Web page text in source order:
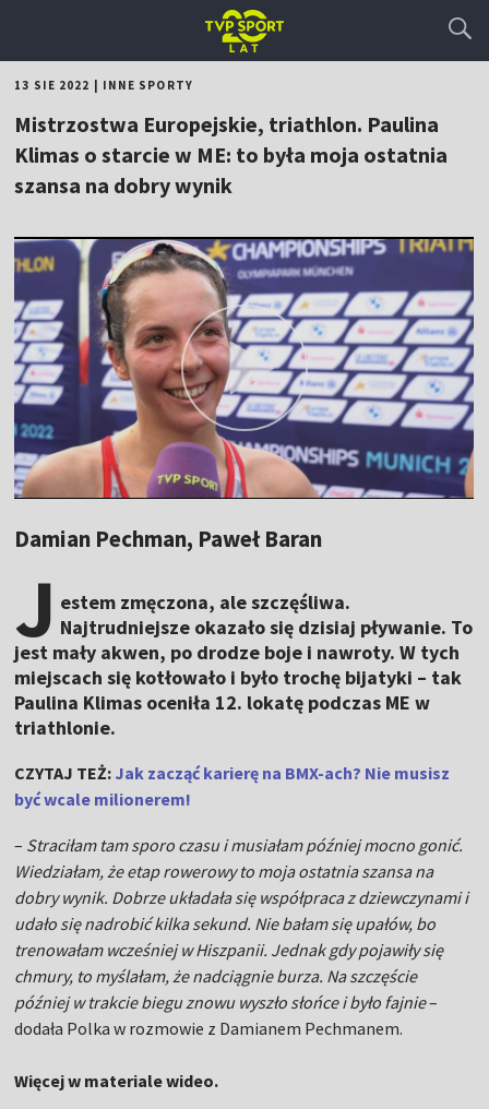
13 SIE 2022 INNE SPORTY
Mistrzostwa Europejskie, triathlon. Paulina
Klimas o starcie w ME: to była moja ostatnia
szansa na dobry wynik
Damian Pechman, Paweł Baran
J estem zmęczona, ale szczęśliwa.
Najtrudniejsze okazało się dzisiaj pływanie. To
jest mały akwen, po drodze boje i nawroty. W tych
miejscach się kotłowało i było trochę bijatyki – tak
Paulina Klimas oceniła 12. lokatę podczas ME w
triathlonie.
CZYTAJ TEŻ: Jak zacząć karierę na BMX-ach? Nie musisz
być wcale milionerem!
– Straciłam tam sporo czasu i musiałam później mocno gonić.
Wiedziałam, że etap rowerowy to moja ostatnia szansa na
dobry wynik. Dobrze układała się współpraca z dziewczynami i
udało się nadrobić kilka sekund. Nie bałam się upałów, bo
trenowałam wcześniej w Hiszpanii. Jednak gdy pojawiły się
chmury, to myślałam, że nadciągnie burza. Na szczęście
później w trakcie biegu znowu wyszło słońce i było fajnie–
dodała Polka w rozmowie z Damianem Pechmanem.
Więcej w materiale wideo.